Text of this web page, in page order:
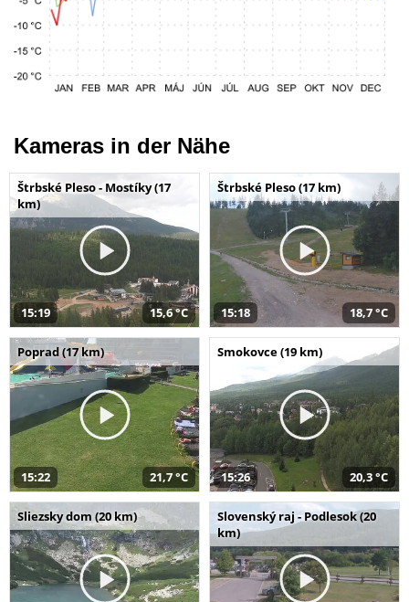
Kameras in der Nähe
Štrbské Pleso - Mostíky (17
km)
15:19 15,6 °C
Štrbské Pleso (17 km)
15:18 18,7 °C
Poprad (17 km)
15:22 21,7 °C
Smokovce (19 km)
15:26 20,3 °C
Sliezsky dom (20 km)
Slovenský raj - Podlesok (20
km)